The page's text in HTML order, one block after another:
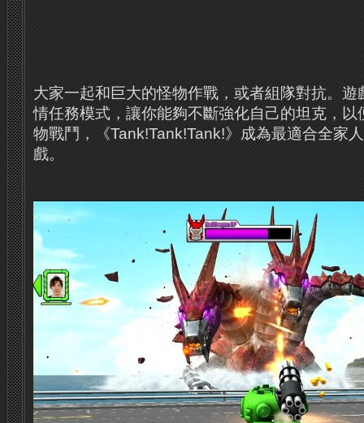
大家一起和巨大的怪物作戰，或者組隊對抗。
情任務模式，讓你能夠不斷強化自己的坦克，以
物戰鬥，《Tank!Tank!Tank!》成為最適合全家
戲。